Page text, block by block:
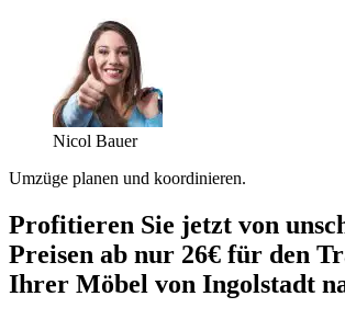
Nicol Bauer
Umzüge planen und koordinieren.
Profitieren Sie jetzt von
Preisen ab nur 26€ für den
Ihrer Möbel von Ingolstadt